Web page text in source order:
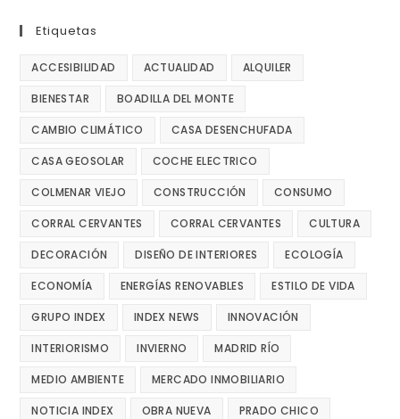
Etiquetas
ACCESIBILIDAD ACTUALIDAD ALQUILER
BIENESTAR BOADILLA DEL MONTE
CAMBIO CLIMÁTICO CASA DESENCHUFADA
CASA GEOSOLAR COCHE ELECTRICO
COLMENAR VIEJO CONSTRUCCIÓN CONSUMO
CORRAL CERVANTES CORRAL CERVANTES CULTURA
DECORACIÓN DISEÑO DE INTERIORES ECOLOGÍA
ECONOMÍA ENERGÍAS RENOVABLES ESTILO DE VIDA
GRUPO INDEX INDEX NEWS INNOVACIÓN
INTERIORISMO INVIERNO MADRID RÍO
MEDIO AMBIENTE MERCADO INMOBILIARIO
NOTICIA INDEX OBRA NUEVA PRADO CHICO